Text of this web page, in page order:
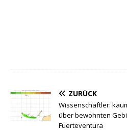
ZURÜCK
Wissenschaftler:
über bewohnten
Fuerteventura